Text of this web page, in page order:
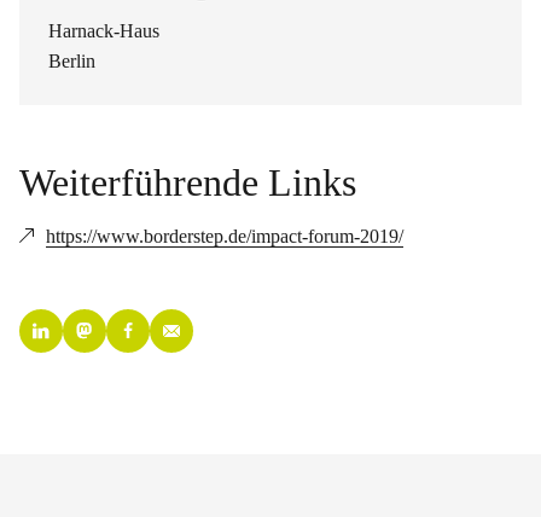
Harnack-Haus
Berlin
Weiterführende Links
https://www.borderstep.de/impact-forum-2019/